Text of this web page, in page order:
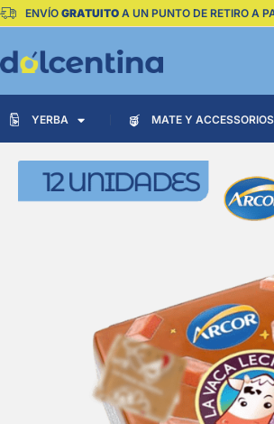
ENVÍO GRATUITO A UN PUNTO DE RETIRO A
YERBA MATE Y ACCESSORIOS